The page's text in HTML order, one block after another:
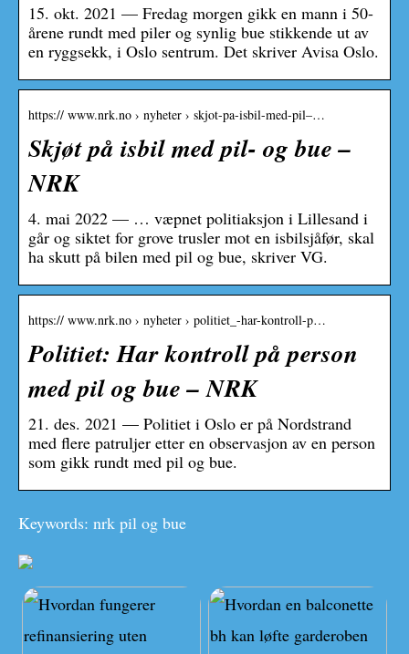
15. okt. 2021 — Fredag morgen gikk en mann i 50-
årene rundt med piler og synlig bue stikkende ut av
en ryggsekk, i Oslo sentrum. Det skriver Avisa Oslo.
https:// www.nrk.no › nyheter › skjot-pa-isbil-med-pil–…
Skjøt på isbil med pil- og bue –
NRK
4. mai 2022 — … væpnet politiaksjon i Lillesand i
går og siktet for grove trusler mot en isbilsjåfør, skal
ha skutt på bilen med pil og bue, skriver VG.
https:// www.nrk.no › nyheter › politiet_-har-kontroll-p…
Politiet: Har kontroll på person
med pil og bue – NRK
21. des. 2021 — Politiet i Oslo er på Nordstrand
med flere patruljer etter en observasjon av en person
som gikk rundt med pil og bue.
Keywords: nrk pil og bue